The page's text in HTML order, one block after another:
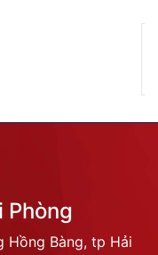
Phòng
Hồng Bàng, tp Hải